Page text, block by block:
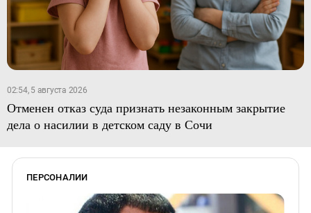
02:54, 5 августа 2026
Отменен отказ суда признать незаконным закрытие
дела о насилии в детском саду в Сочи
ПЕРСОНАЛИИ